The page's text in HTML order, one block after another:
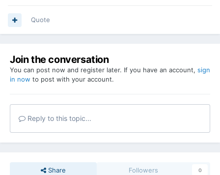
Quote
Join the conversation
You can post now and register later. If you have an account, sign
in now to post with your account.
Reply to this topic...
Share Followers 0